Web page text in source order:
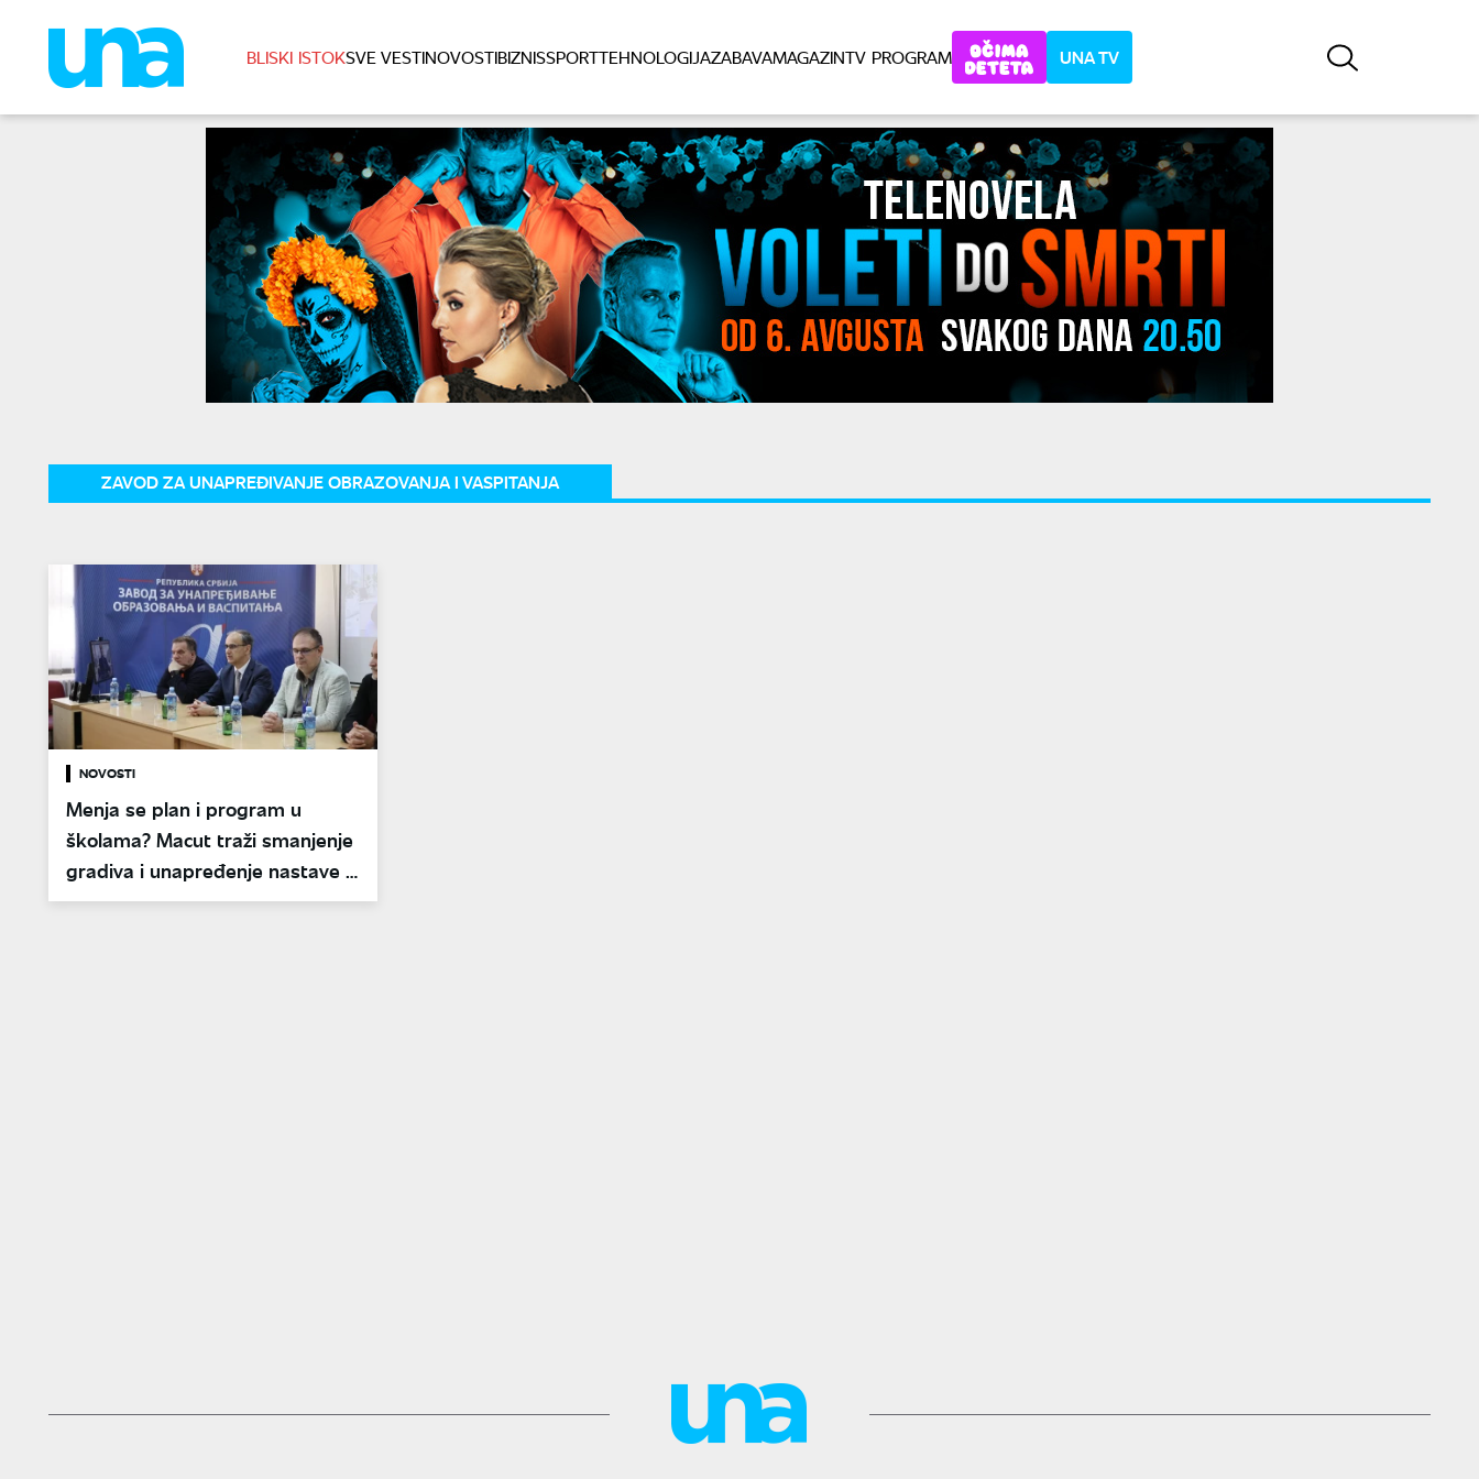
BLISKI ISTOKSVE VESTINOVOSTIBIZNISSPORTTEHNOLOGIJAZABAVAMAGAZINTV PROGRAM UNA TV
ZAVOD ZA UNAPREĐIVANJE OBRAZOVANJA I VASPITANJA
NOVOSTI
Menja se plan i program u
školama? Macut traži smanjenje
gradiva i unapređenje nastave iz
prirodnih nauka